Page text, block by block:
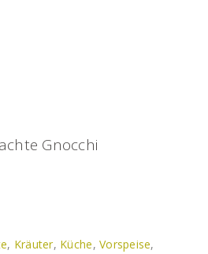
Gnocchi
, Kräuter, Küche,Vorspeise,